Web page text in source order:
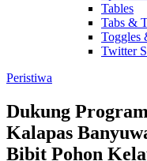
Tables
Tabs &
Toggles
Twitter
Peristiwa
Dukung
Kalapas
Bibit Pohon